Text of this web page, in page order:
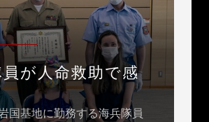
が人命救助で感
国基地に勤務する海兵隊員